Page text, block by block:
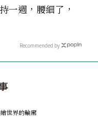
一週，腰細了，
Recommended by
世界的輪廓